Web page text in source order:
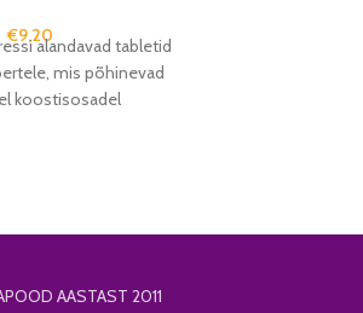
€9,20alandavad tabletid
mis põhinevad
koostisosadel
AASTAST 2011